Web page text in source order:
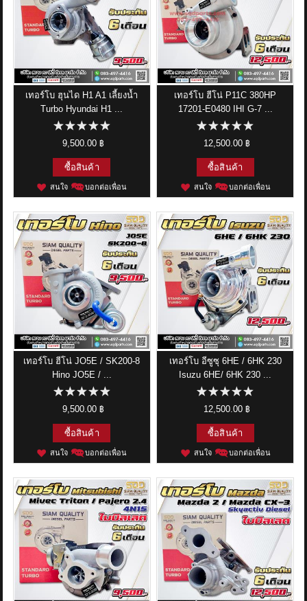
เทอร์โบ ฮุนได H1 A1 เลี้ยงน้ำ
Turbo Hyundai H1 ...
9,500.00 ฿
ซื้อสินค้า
สนใจ บอกต่อเพื่อน
เทอร์โบ ฮีโน่ P11C 380HP
17201-E0480 IHI G-7 ...
12,500.00 ฿
ซื้อสินค้า
สนใจ บอกต่อเพื่อน
เทอร์โบ ฮีโน่ JO5E / SK200-8
Hino JO5E / ...
9,500.00 ฿
ซื้อสินค้า
สนใจ บอกต่อเพื่อน
เทอร์โบ อีซูซุ 6HE / 6HK 230
Isuzu 6HE/ 6HK 230 ...
12,500.00 ฿
ซื้อสินค้า
สนใจ บอกต่อเพื่อน